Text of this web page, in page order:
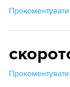
Прокоментувати
Прокоментувати